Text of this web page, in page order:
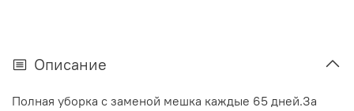
Описание
Полная уборка с заменой мешка каждые 65 дней.За